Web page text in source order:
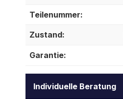
Teilenummer:
Zustand:
Garantie:
Individuelle Beratung